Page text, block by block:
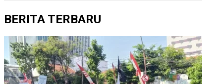
BERITA TERBARU